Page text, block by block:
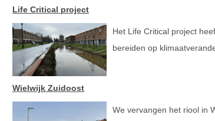
Life Critical project
Het Life Critical project
bereiden op
Wielwijk Zuidoost
We vervangen het riool in